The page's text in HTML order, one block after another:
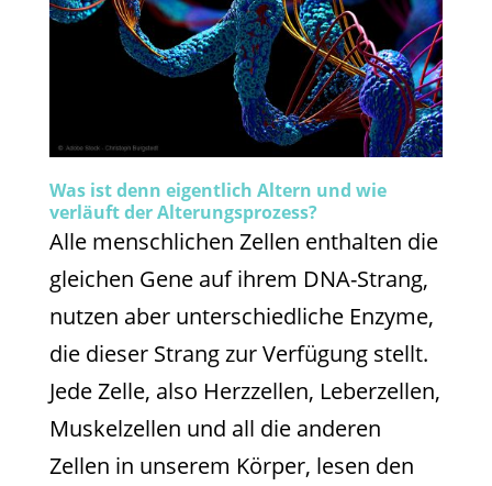
Was ist denn eigentlich Altern und wie
verläuft der Alterungsprozess?
Alle menschlichen Zellen enthalten die
gleichen Gene auf ihrem DNA-Strang,
nutzen aber unterschiedliche Enzyme,
die dieser Strang zur Verfügung stellt.
Jede Zelle, also Herzzellen, Leberzellen,
Muskelzellen und all die anderen
Zellen in unserem Körper, lesen den